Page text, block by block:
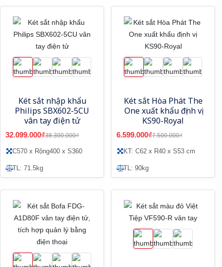
Két sắt nhập khẩu
Philips SBX602-5CU
vân tay điện tử
32.099.000₫38.300.000₫
C570 x Rộng400 x S360
TL: 71.5kg
Két sắt Hòa Phát The
One xuất khẩu định vị
KS90-Royal
6.599.000₫7.500.000₫
KT: C62 x R40 x S53 cm
TL: 90kg